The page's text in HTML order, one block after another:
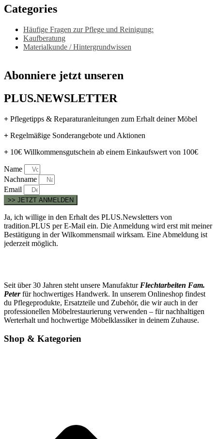
Categories
Häufige Fragen zur Pflege und Reinigung:
Kaufberatung
Materialkunde / Hintergrundwissen
Abonniere jetzt unseren
PLUS.NEWSLETTER
+ Pflegetipps & Reparaturanleitungen zum Erhalt deiner Möbel
+ Regelmäßige Sonderangebote und Aktionen
+ 10€ Willkommensgutschein ab einem Einkaufswert von 100€
Name
Nachname
Email
>> JETZT ANMELDEN
Ja, ich willige in den Erhalt des PLUS.Newsletters von
tradition.PLUS per E-Mail ein. Die Anmeldung wird erst mit meiner
Bestätigung in der Wilkommensmail wirksam. Eine Abmeldung ist
jederzeit möglich.
Seit über 30 Jahren steht unsere Manufaktur Flechtarbeiten Fam.
Peterfür hochwertiges Handwerk. In unserem Onlineshop findest
du Pflegeprodukte, Ersatzteile und Zubehör, die wir auch in der
professionellen Möbelrestaurierung verwenden – für nachhaltigen
Werterhalt und hochwertige Möbelklassiker in deinem Zuhause.
Shop & Kategorien